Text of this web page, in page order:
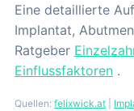
Eine detaillierte
Implantat,
Ratgeber
Einflussfaktoren .
Quellen: felixwick.at